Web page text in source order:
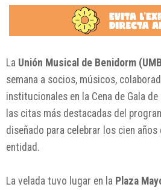
La Unión Musical de Benidorm
semana a socios, músicos,
institucionales en la Cena de Gala
las citas más destacadas del
diseñado para celebrar los cien
entidad.
La velada tuvo lugar en la Plaza